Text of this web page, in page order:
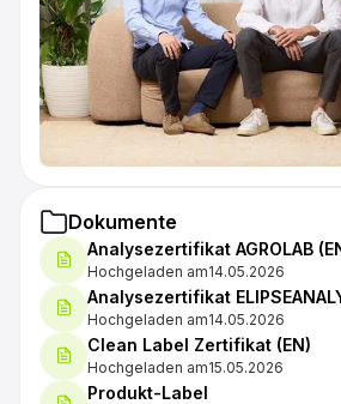
Dokumente
Analysezertifikat AGROLAB
Hochgeladen am14.05.2026
Analysezertifikat
Hochgeladen am14.05.2026
Clean Label Zertifikat (EN)
Hochgeladen am15.05.2026
Produkt-Label